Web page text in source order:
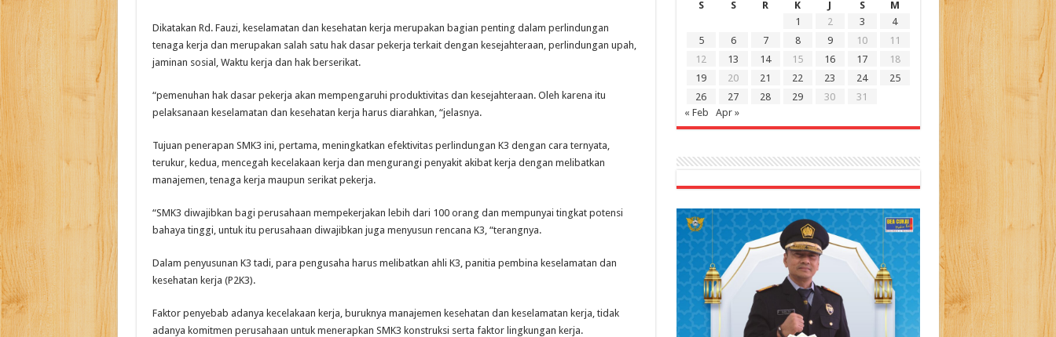
Dikatakan Rd. Fauzi, keselamatan dan kesehatan kerja merupakan bagian penting dalam perlindungan
tenaga kerja dan merupakan salah satu hak dasar pekerja terkait dengan kesejahteraan, perlindungan upah,
jaminan sosial, Waktu kerja dan hak berserikat.
“pemenuhan hak dasar pekerja akan mempengaruhi produktivitas dan kesejahteraan. Oleh karena itu
pelaksanaan keselamatan dan kesehatan kerja harus diarahkan, “jelasnya.
Tujuan penerapan SMK3 ini, pertama, meningkatkan efektivitas perlindungan K3 dengan cara ternyata,
terukur, kedua, mencegah kecelakaan kerja dan mengurangi penyakit akibat kerja dengan melibatkan
manajemen, tenaga kerja maupun serikat pekerja.
“SMK3 diwajibkan bagi perusahaan mempekerjakan lebih dari 100 orang dan mempunyai tingkat potensi
bahaya tinggi, untuk itu perusahaan diwajibkan juga menyusun rencana K3, “terangnya.
Dalam penyusunan K3 tadi, para pengusaha harus melibatkan ahli K3, panitia pembina keselamatan dan
kesehatan kerja (P2K3).
Faktor penyebab adanya kecelakaan kerja, buruknya manajemen kesehatan dan keselamatan kerja, tidak
adanya komitmen perusahaan untuk menerapkan SMK3 konstruksi serta faktor lingkungan kerja.
S
S R K J S
M
1
2 3
4
5
6 7 8 9 10
11
12
13 14 15 16 17
18
19
20 21 22 23 24
25
26
27 28 29 30
31
« Feb
Apr »